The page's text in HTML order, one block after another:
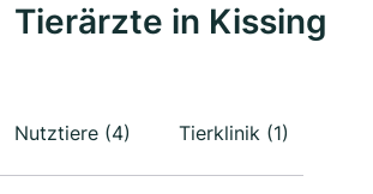
Tierärzte in Kissing
Nutztiere (4) Tierklinik (1)